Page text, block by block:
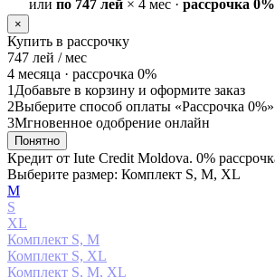
или по 747 лей × 4 мес · рассрочка 0%
×
Купить в рассрочку
747 лей / мес
4 месяца · рассрочка 0%
1 Добавьте в корзину и оформите заказ
2Выберите способ оплаты «Рассрочка 0%»
3Мгновенное одобрение онлайн
Понятно
Кредит от Iute Credit Moldova. 0%
Выберите размер: Комплект S, M, XL
М
S
XL
Комплект S, M
Комплект S, XL
Комплект S, M, XL